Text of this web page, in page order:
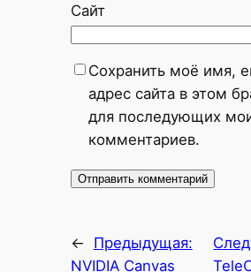
Сайт
Сохранить моё имя,
адрес сайта в этом
для последующих
комментариев.
←
Предыдущая:
NVIDIA Canvas